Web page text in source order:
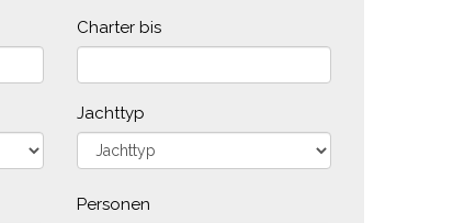
Charter bis
Jachttyp
Personen